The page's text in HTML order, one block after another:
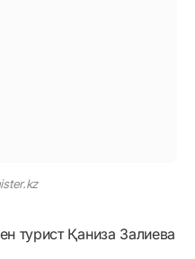
турист Қаниза Залиева